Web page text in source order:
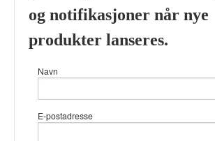
Frakt Kjøpsbetingelser
Sikkerhet
Nyhetsbrev
Viking’s Perfume House & Beard Co
Bergen Tlf.41696407-
du får en bedre
og notifikasjoner når nye
produkter lanseres.
Navn
E-postadresse